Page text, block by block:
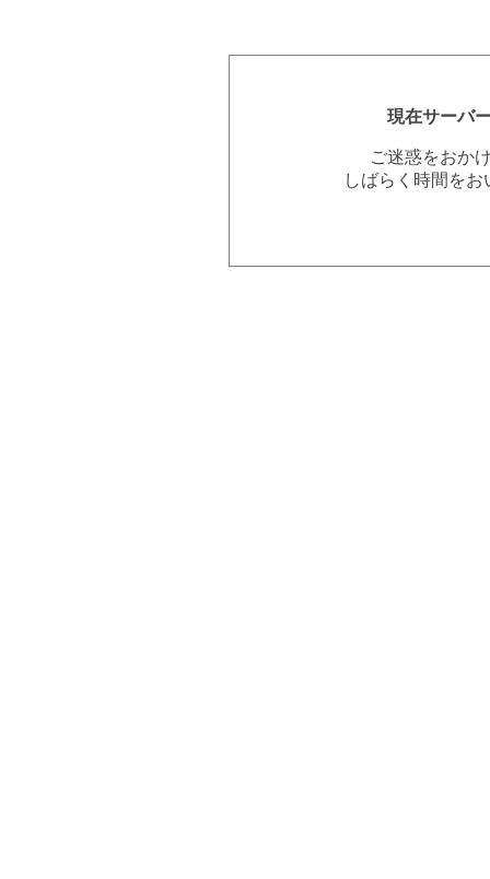
現在サーバ
ご迷惑をおか
しばらく時間を